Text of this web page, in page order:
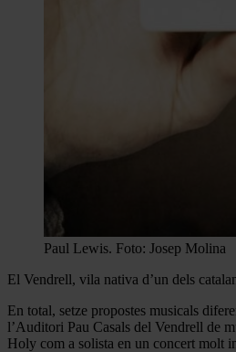
Paul Lewis. Foto: Josep Molina
El Vendrell, vila nativa d’un dels
En total, setze propostes musicals
l’Auditori Pau Casals del Vendrell de
Holy com a solista en un concert molt